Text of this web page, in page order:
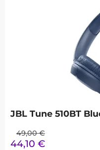
JBL Tune 510BT
49,00 €
44,10 €